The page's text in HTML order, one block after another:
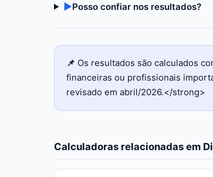
▶Posso confiar nos resultados?
📌 Os resultados são calculados
financeiras ou profissionais
revisado em abril/2026.</strong>
Calculadoras relacionadas em